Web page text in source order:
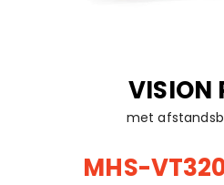
VISION
met
MHS-